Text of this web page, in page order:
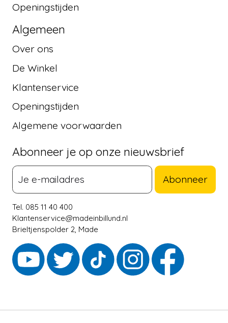
Openingstijden
Algemeen
Over ons
De Winkel
Klantenservice
Openingstijden
Algemene voorwaarden
Abonneer je op onze nieuwsbrief
Abonneer
Tel. 085 11 40 400
Klantenservice@madeinbillund.nl
Brieltjenspolder 2, Made